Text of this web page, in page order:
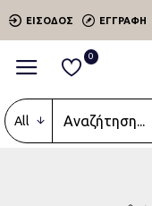
ΕΊΣΟΔΟΣ ΕΓΓΡΑΦΉ
0
All